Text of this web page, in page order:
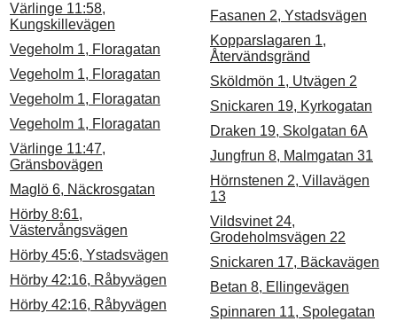
Värlinge 11:58,
Kungskillevägen
Vegeholm 1, Floragatan
Vegeholm 1, Floragatan
Vegeholm 1, Floragatan
Vegeholm 1, Floragatan
Värlinge 11:47,
Gränsbovägen
Maglö 6, Näckrosgatan
Hörby 8:61,
Västervångsvägen
Hörby 45:6, Ystadsvägen
Hörby 42:16, Råbyvägen
Hörby 42:16, Råbyvägen
Fasanen 2, Ystadsvägen
Kopparslagaren 1,
Återvändsgränd
Sköldmön 1, Utvägen 2
Snickaren 19, Kyrkogatan
Draken 19, Skolgatan 6A
Jungfrun 8, Malmgatan 31
Hörnstenen 2, Villavägen
13
Vildsvinet 24,
Grodeholmsvägen 22
Snickaren 17, Bäckavägen
Betan 8, Ellingevägen
Spinnaren 11, Spolegatan